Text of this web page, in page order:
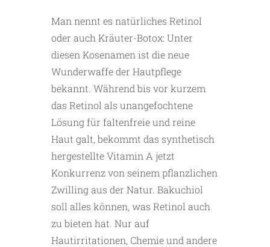
Man nennt es natürliches Retinol
oder auch Kräuter-Botox: Unter
diesen Kosenamen ist die neue
Wunderwaffe der Hautpflege
bekannt. Während bis vor kurzem
das Retinol als unangefochtene
Lösung für faltenfreie und reine
Haut galt, bekommt das synthetisch
hergestellte Vitamin A jetzt
Konkurrenz von seinem pflanzlichen
Zwilling aus der Natur. Bakuchiol
soll alles können, was Retinol auch
zu bieten hat. Nur auf
Hautirritationen, Chemie und andere